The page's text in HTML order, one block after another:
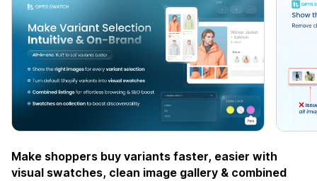
Make shoppers buy variants faster, easier with
visual swatches, clean image gallery & combined